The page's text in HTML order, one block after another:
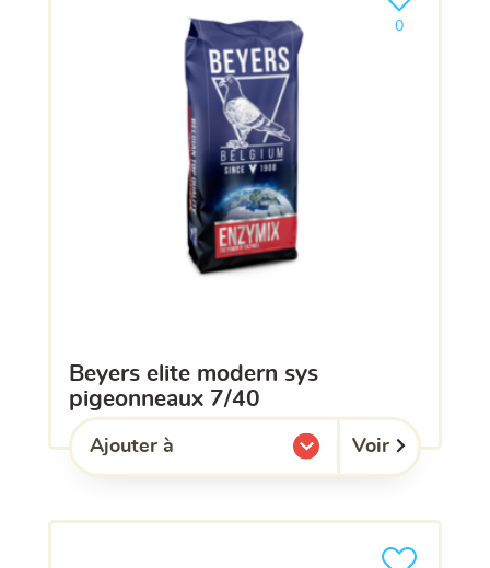
beyers elite modern sys
pigeonneaux 7/40
0
Ajouter le
Ajouter à
l'une de mes listes. Voir